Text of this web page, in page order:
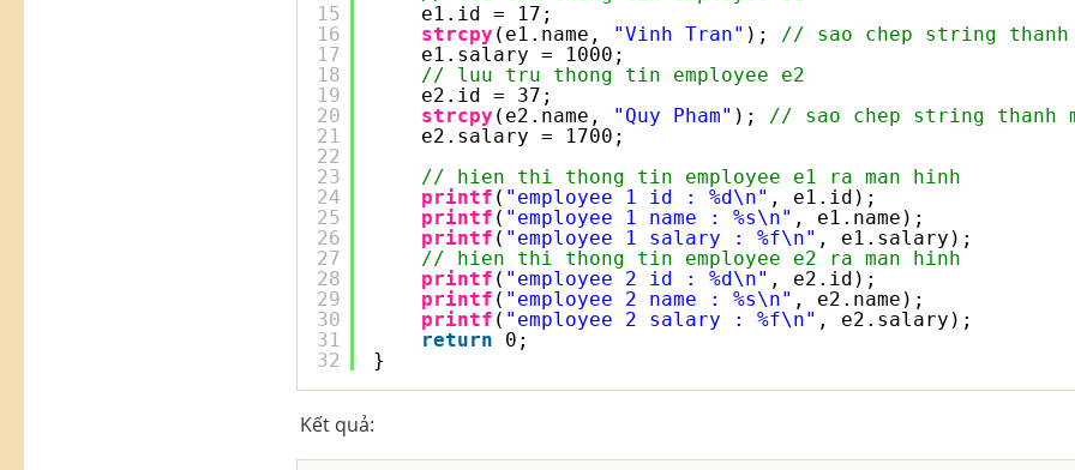
15
16
17
18
19
20
21
22
23
24
25
26
27
28
29
30
31
32
e1.id = 17;
strcpy (e1.name, "Vinh Tran" );
// sao chep string thanh
e1.salary = 1000;
// luu tru thong tin employee e2
e2.id = 37;
strcpy (e2.name, "Quy Pham" );
// sao chep string thanh
e2.salary = 1700;
// hien thi thong tin employee e1 ra man hinh
printf ( "employee 1 id : %d\n" , e1.id);
printf ( "employee 1 name : %s\n" , e1.name);
printf ( "employee 1 salary : %f\n" , e1.salary);
// hien thi thong tin employee e2 ra man hinh
printf ( "employee 2 id : %d\n" , e2.id);
printf ( "employee 2 name : %s\n" , e2.name);
printf ( "employee 2 salary : %f\n" , e2.salary);
return
0;
}
Kết quả: